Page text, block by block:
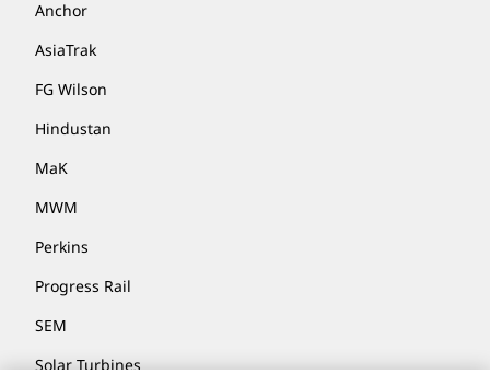
Anchor
AsiaTrak
FG Wilson
Hindustan
MaK
MWM
Perkins
Progress Rail
SEM
Solar Turbines